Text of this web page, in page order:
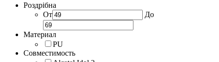
Роздрібна
От
До
Материал
PU
Совместимость